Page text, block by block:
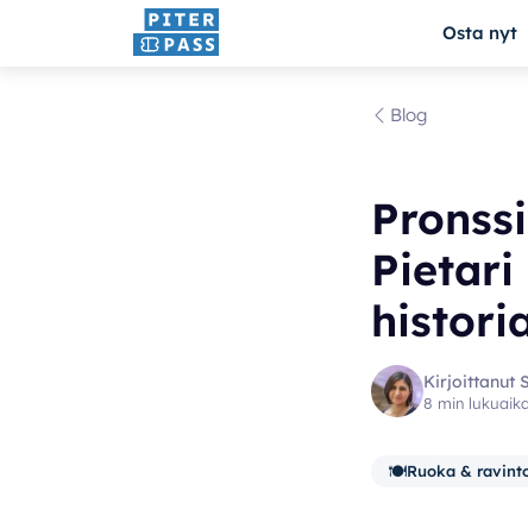
Osta nyt
Blog
Pietari
Kirjoittanut
8 min
🍽️Ruoka &